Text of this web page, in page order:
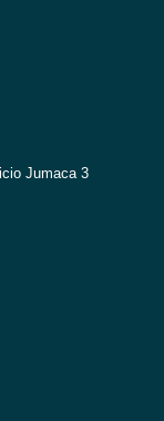
Jumaca 3